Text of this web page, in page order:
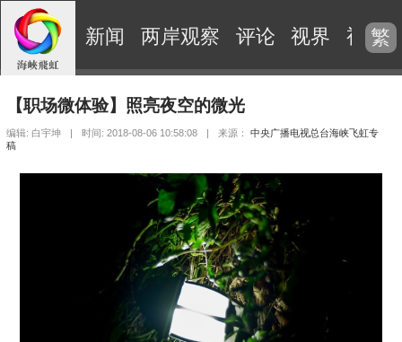
新闻 两岸观察 评论 视界 视频
繁
【职场微体验】照亮夜空的微光
编辑: 白宇坤 | 时间: 2018-08-06 10:58:08 | 来源：中央广播电视总台海峡飞虹专
稿